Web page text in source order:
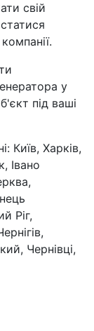
свій
у
під ваші
Київ, Харків,
Івано
Ріг,
Чернівці,